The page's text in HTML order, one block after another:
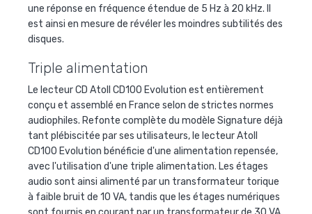
une réponse en fréquence étendue de 5 Hz à 20 kHz. Il
est ainsi en mesure de révéler les moindres subtilités des
disques.
Triple alimentation
Le lecteur CD Atoll CD100 Evolution est entièrement
conçu et assemblé en France selon de strictes normes
audiophiles. Refonte complète du modèle Signature déjà
tant plébiscitée par ses utilisateurs, le lecteur Atoll
CD100 Evolution bénéficie d'une alimentation repensée,
avec l'utilisation d'une triple alimentation. Les étages
audio sont ainsi alimenté par un transformateur torique
à faible bruit de 10 VA, tandis que les étages numériques